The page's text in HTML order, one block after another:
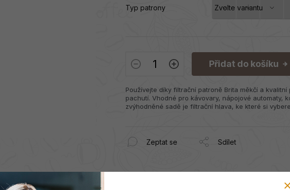
Typ patrony
Přidat do košíku
Používejte díky filtrační patroně Brita měkčí a
pachutí. Vhodné pro kávovary, nápojové automaty,
zvýhodněné sadě je filtrační hlava, ke které si
Zeptat se Sdílet